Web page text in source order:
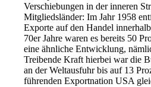
Verschiebungen in der inneren
Mitgliedsländer: Im Jahr 1958
Exporte auf den Handel
70er Jahre waren es bereits 50
eine ähnliche Entwicklung,
Treibende Kraft hierbei war die
an der Weltausfuhr bis auf 13
führenden Exportnation USA